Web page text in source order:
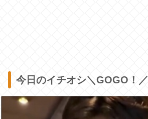
今日のイチオシ＼GOGO！／